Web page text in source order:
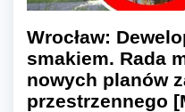
Wrocław:
smakiem. Rada
nowych planów
przestrzennego